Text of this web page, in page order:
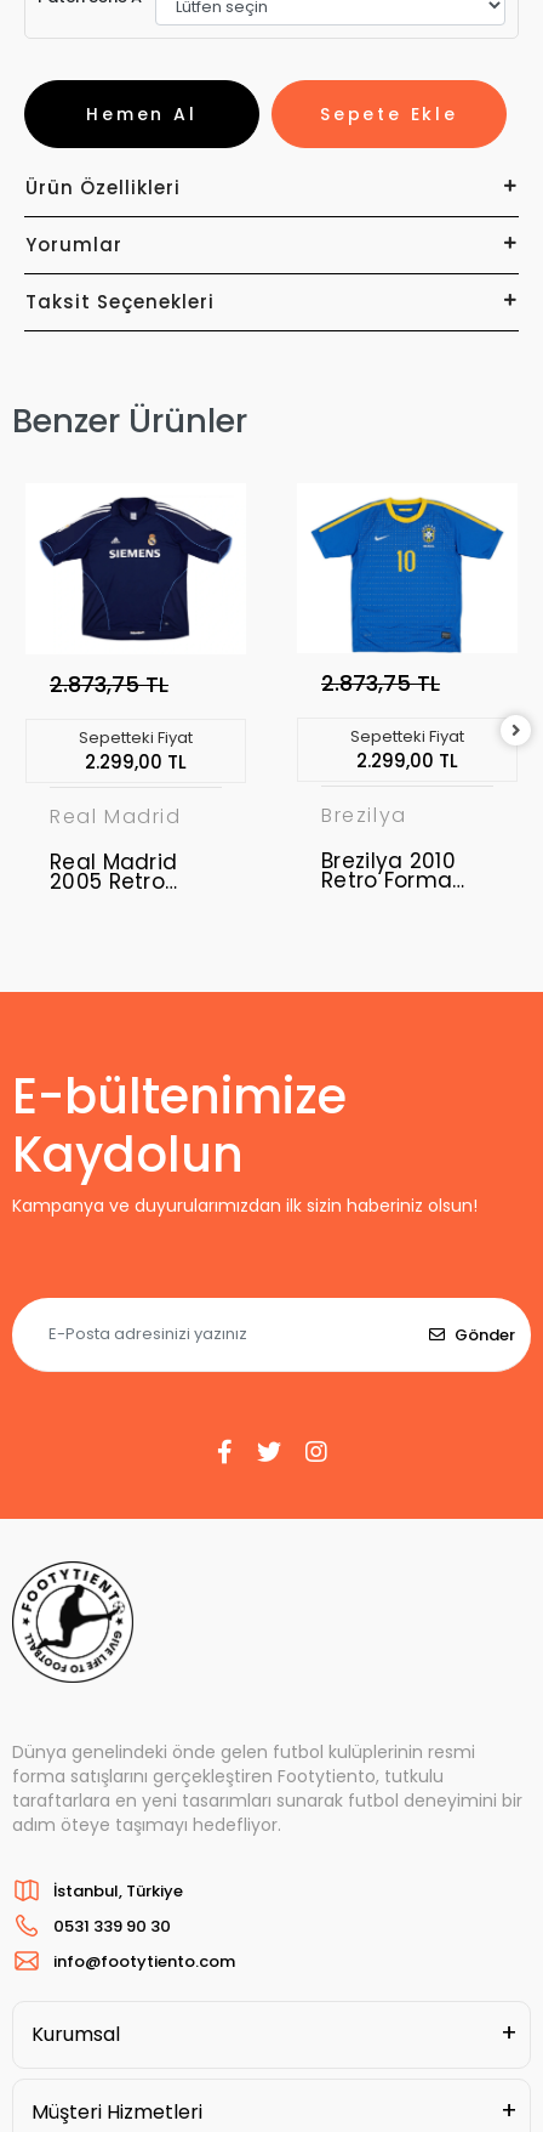
Sepete Ekle
Hemen Al
Ürün Özellikleri
Yorumlar
Taksit Seçenekleri
Benzer Ürünler
2.873,75 TL
Sepetteki Fiyat
2.299,00 TL
Real Madrid
Real Madrid
2005 Retro
2.873,75 TL
Sepetteki Fiyat
2.299,00 TL
Brezilya
Brezilya 2010
Retro Forma
E-bültenimize
Kaydolun
Kampanya ve duyurularımızdan ilk sizin haberiniz olsun!
Gönder
Dünya genelindeki önde gelen futbol kulüplerinin resmi
forma satışlarını gerçekleştiren Footytiento, tutkulu
taraftarlara en yeni tasarımları sunarak futbol deneyimini bir
adım öteye taşımayı hedefliyor.
İstanbul, Türkiye
0531 339 90 30
info@footytiento.com
Kurumsal
Müşteri Hizmetleri